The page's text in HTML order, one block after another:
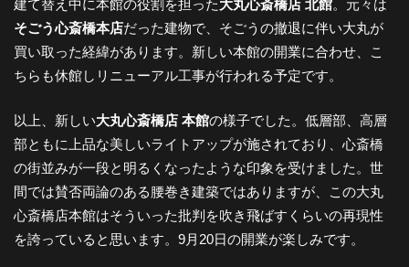
建て替え中に本館の役割を担った大丸心斎橋店 北館。元々は
そごう心斎橋本店だった建物で、そごうの撤退に伴い大丸が
買い取った経緯があります。新しい本館の開業に合わせ、こ
ちらも休館しリニューアル工事が行われる予定です。
以上、新しい大丸心斎橋店 本館の様子でした。低層部、高層
部ともに上品な美しいライトアップが施されており、心斎橋
の街並みが一段と明るくなったような印象を受けました。世
間では賛否両論のある腰巻き建築ではありますが、この大丸
心斎橋店本館はそういった批判を吹き飛ばすくらいの再現性
を誇っていると思います。9月20日の開業が楽しみです。